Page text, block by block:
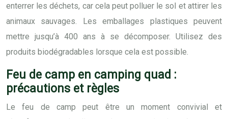
enterrer les déchets, car cela peut polluer le sol et attirer les
animaux sauvages. Les emballages plastiques peuvent
mettre jusqu’à 400 ans à se décomposer. Utilisez des
produits biodégradables lorsque cela est possible.
Feu de camp en camping quad :
précautions et règles
Le feu de camp peut être un moment convivial et